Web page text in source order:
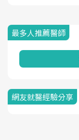
最多人推薦醫師
網友就醫經驗分享